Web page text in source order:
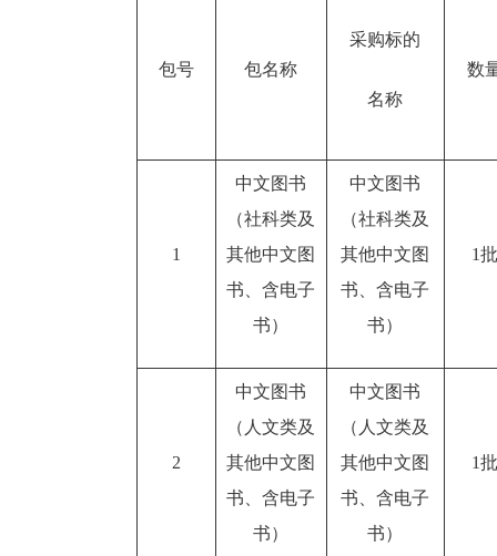
包号 包名称
采购标的
名称
数
1
中文图书
（社科类及
其他中文图
书、含电子
书）
中文图书
（社科类及
其他中文图
书、含电子
书）
1批
2
中文图书
（人文类及
其他中文图
书、含电子
书）
中文图书
（人文类及
其他中文图
书、含电子
书）
1批